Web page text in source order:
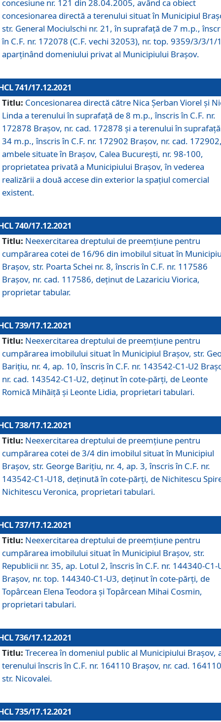
concesiune nr. 121 din 28.04.2005, având ca obiect
concesionarea directă a terenului situat în Municipiul
str. General Mociulschi nr. 21, în suprafață de 7 m.p.,
în C.F. nr. 172078 (C.F. vechi 32053), nr. top. 9359/3/3/1/
aparținând domeniului privat al Municipiului Brașov.
741/17.12.2021
Titlu: Concesionarea directă către Nica Șerban Viorel și
Linda a terenului în suprafață de 8 m.p., înscris în C.F. nr.
172878 Brașov, nr. cad. 172878 și a terenului în
34 m.p., înscris în C.F. nr. 172902 Brașov, nr. cad.
ambele situate în Brașov, Calea București, nr. 98-100,
proprietatea privată a Municipiului Brașov, în vederea
realizării a două accese din exterior la spațiul comercial
existent.
740/17.12.2021
Titlu: Neexercitarea dreptului de preemţiune pentru
cumpărarea cotei de 16/96 din imobilul situat în
Braşov, str. Poarta Schei nr. 8, înscris în C.F. nr. 117586
Brașov, nr. cad. 117586, deținut de Lazariciu Viorica,
proprietar tabular.
739/17.12.2021
Titlu: Neexercitarea dreptului de preemţiune pentru
cumpărarea imobilului situat în Municipiul Braşov, str.
Barițiu, nr. 4, ap. 10, înscris în C.F. nr. 143542-C1-U2
nr. cad. 143542-C1-U2, deținut în cote-părți, de Leonte
Romică Mihăiță și Leonte Lidia, proprietari tabulari.
738/17.12.2021
Titlu: Neexercitarea dreptului de preemţiune pentru
cumpărarea cotei de 3/4 din imobilul situat în Municipiul
Braşov, str. George Barițiu, nr. 4, ap. 3, înscris în C.F. nr.
143542-C1-U18, deținută în cote-părți, de Nichitescu
Nichitescu Veronica, proprietari tabulari.
737/17.12.2021
Titlu: Neexercitarea dreptului de preemţiune pentru
cumpărarea imobilului situat în Municipiul Braşov, str.
Republicii nr. 35, ap. Lotul 2, înscris în C.F. nr. 144340-C1-
Brașov, nr. top. 144340-C1-U3, deținut în cote-părți, de
Topârcean Elena Teodora și Topârcean Mihai Cosmin,
proprietari tabulari.
736/17.12.2021
Titlu: Trecerea în domeniul public al Municipiului Braşov,
terenului înscris în C.F. nr. 164110 Brașov, nr. cad.
str. Nicovalei.
735/17.12.2021